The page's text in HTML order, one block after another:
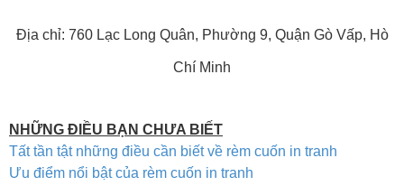
Địa chỉ: 760 Lạc Long Quân, Phường 9, Quận Gò Vấp, Hò
Chí Minh
NHỮNG ĐIỀU BẠN CHƯA BIẾT
Tất tần tật những điều cần biết về rèm cuốn in tranh
Ưu điểm nổi bật của rèm cuốn in tranh